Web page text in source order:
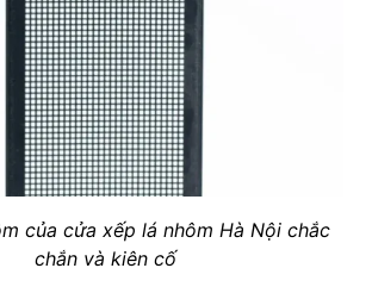
của cửa xếp lá nhôm Hà Nội chắc
chắn và kiên cố